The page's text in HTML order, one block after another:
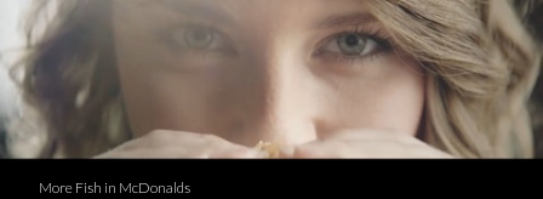
More Fish in McDonalds